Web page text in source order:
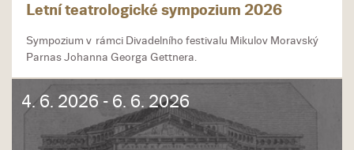
Letní teatrologické sympozium 2026
Sympozium v rámci Divadelního festivalu Mikulov Moravský
Parnas Johanna Georga Gettnera.
4. 6. 2026 - 6. 6. 2026